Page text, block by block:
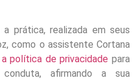
prática, realizada em seus
como o assistente Cortana
política de privacidade para
afirmando a sua